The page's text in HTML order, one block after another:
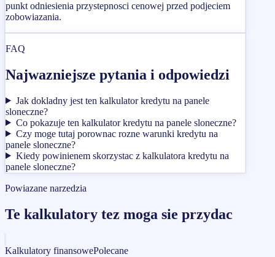
punkt odniesienia przystepnosci cenowej przed podjeciem
zobowiazania.
FAQ
Najwazniejsze pytania i odpowiedzi
Jak dokladny jest ten kalkulator kredytu na panele
sloneczne?
Co pokazuje ten kalkulator kredytu na panele sloneczne?
Czy moge tutaj porownac rozne warunki kredytu na
panele sloneczne?
Kiedy powinienem skorzystac z kalkulatora kredytu na
panele sloneczne?
Powiazane narzedzia
Te kalkulatory tez moga sie przydac
Kalkulatory finansowePolecane